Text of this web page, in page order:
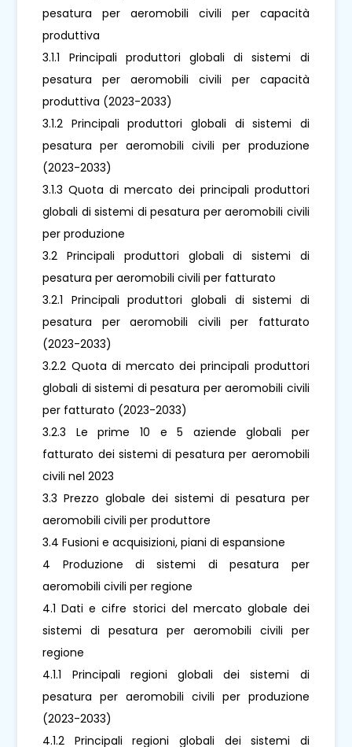
pesatura per aeromobili civili per capacità
produttiva
3.1.1 Principali produttori globali di sistemi di
pesatura per aeromobili civili per capacità
produttiva (2023-2033)
3.1.2 Principali produttori globali di sistemi di
pesatura per aeromobili civili per produzione
(2023-2033)
3.1.3 Quota di mercato dei principali produttori
globali di sistemi di pesatura per aeromobili civili
per produzione
3.2 Principali produttori globali di sistemi di
pesatura per aeromobili civili per fatturato
3.2.1 Principali produttori globali di sistemi di
pesatura per aeromobili civili per fatturato
(2023-2033)
3.2.2 Quota di mercato dei principali produttori
globali di sistemi di pesatura per aeromobili civili
per fatturato (2023-2033)
3.2.3 Le prime 10 e 5 aziende globali per
fatturato dei sistemi di pesatura per aeromobili
civili nel 2023
3.3 Prezzo globale dei sistemi di pesatura per
aeromobili civili per produttore
3.4 Fusioni e acquisizioni, piani di espansione
4 Produzione di sistemi di pesatura per
aeromobili civili per regione
4.1 Dati e cifre storici del mercato globale dei
sistemi di pesatura per aeromobili civili per
regione
4.1.1 Principali regioni globali dei sistemi di
pesatura per aeromobili civili per produzione
(2023-2033)
4.1.2 Principali regioni globali dei sistemi di